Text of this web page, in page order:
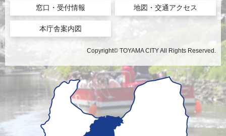
窓口・受付情報 地図・交通アクセス
本庁舎案内図
Copyright© TOYAMA CITY All Rights Reserved.